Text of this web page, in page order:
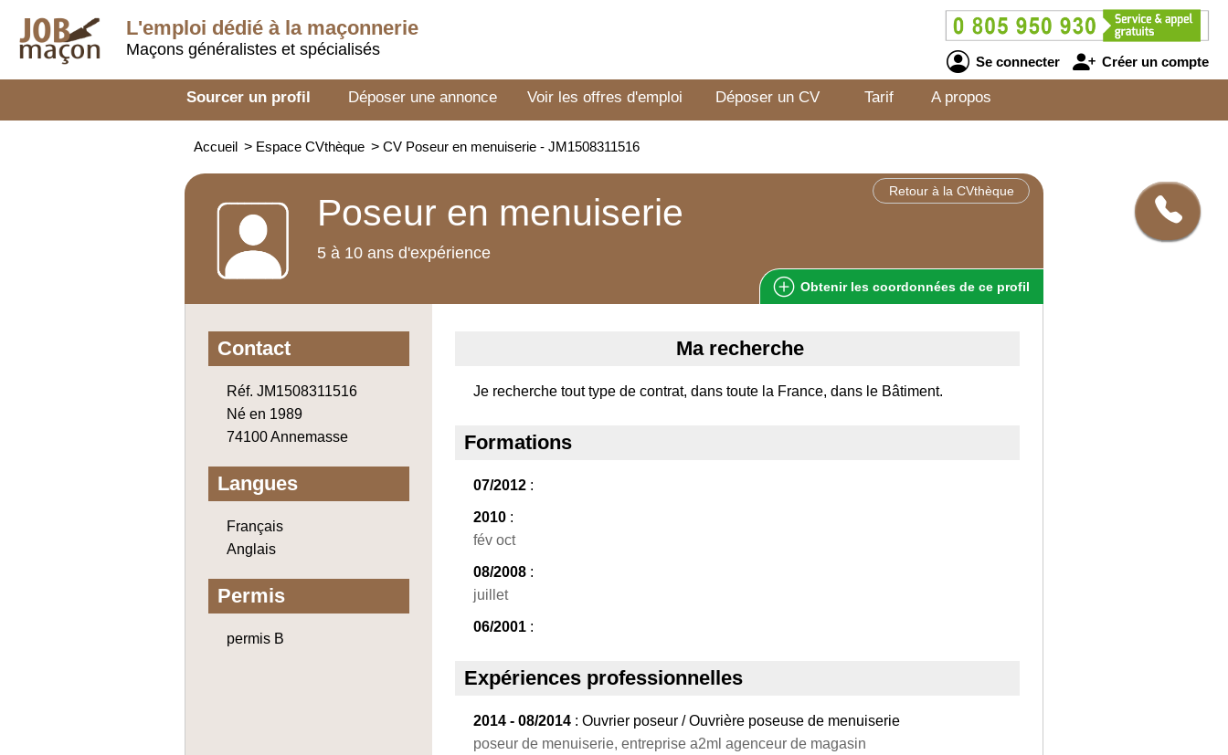
L'emploi dédié à la maçonnerie
Maçons généralistes et spécialisés
Se connecter Créer un compte
Sourcer un profil Déposer une annonce Voir les offres d'emploi Déposer un CV Tarif A propos
Accueil > Espace CVthèque > CV Poseur en menuiserie - JM1508311516
Retour à la CVthèque
Poseur en menuiserie
5 à 10 ans d'expérience
Obtenir les coordonnées de ce profil
Contact
Réf. JM1508311516
Né en 1989
74100 Annemasse
Langues
Français
Anglais
Permis
permis B
Ma recherche
Je recherche tout type de contrat, dans toute la France, dans le Bâtiment.
Formations
07/2012 :
2010 :
fév oct
08/2008 :
juillet
06/2001 :
Expériences professionnelles
2014 - 08/2014 : Ouvrier poseur / Ouvrière poseuse de menuiserie
poseur de menuiserie, entreprise a2ml agenceur de magasin